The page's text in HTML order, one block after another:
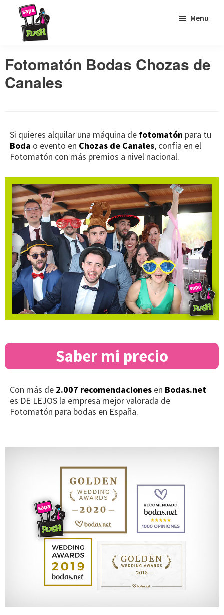
Saltar
principal
Saltar
contenido
Saltar
página
para
bodas
Menu
Fotomatón Bodas Chozas de
Canales
Si quieres alquilar una máquina de fotomatón para tu
Boda o evento en Chozas de Canales, confía en el
Fotomatón con más premios a nivel nacional.
Saber mi precio
Con más de 2.007 recomendaciones en Bodas.net
es DE LEJOS la empresa mejor valorada de
Fotomatón para bodas en España.